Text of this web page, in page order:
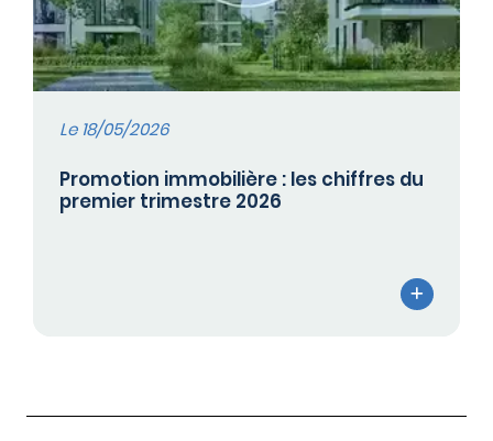
Le 18/05/2026
Promotion immobilière : les chiffres du
premier trimestre 2026